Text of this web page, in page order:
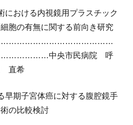
おける内視鏡用プラスチック
胞の有無に関する前向き研究
中央市民病院 呼
直希
期子宮体癌に対する腹腔鏡手
の比較検討